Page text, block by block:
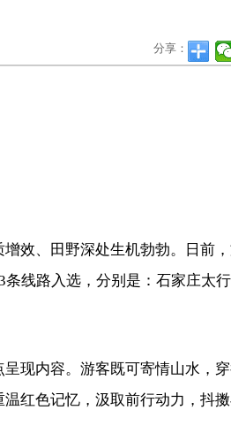
分享：
效、田野深处生机勃勃。日前
线路入选，分别是：石家庄太
现内容。游客既可寄情山水，
红色记忆，汲取前行动力，抖擞